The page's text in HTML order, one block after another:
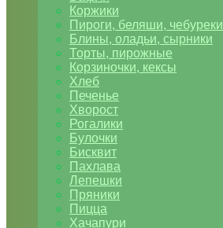
Коржики
Пироги, беляши, чебуреки
Блины, оладьи, сырники
Торты, пирожные
Корзиночки, кексы
Хлеб
Печенье
Хворост
Рогалики
Булочки
Бисквит
Пахлава
Лепешки
Пряники
Пицца
Хачапури